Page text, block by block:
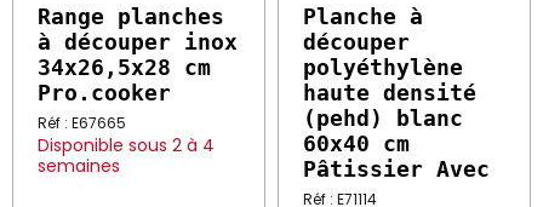
Range planches à
découper inox
34x26,5x28 cm
Pro.cooker
Réf : E67665
Disponible sous 2 à 4
semaines
Planche à
découper
polyéthylène
haute densité
(pehd) blanc
60x40 cm
Pâtissier Avec
Réf : E71114